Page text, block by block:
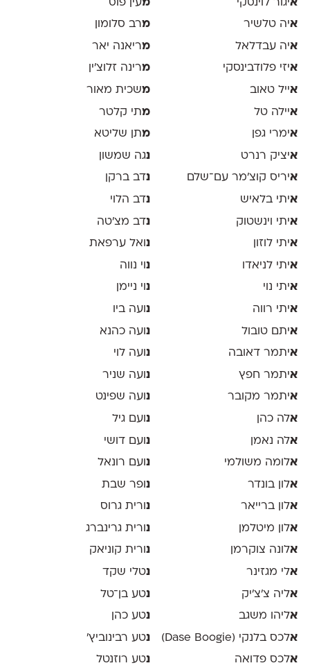
איגור לוינסקי
איה טלשיר
איה עבדלאל
איזי פלודבינסקי
אייל טאוב
איילה טל
אימרי גפן
איציק רנרט
איריס קוצ׳מר עם־שלם
איתי בלאיש
איתי וינשטוק
איתי לוזון
איתי לניאדו
איתי נוי
איתי רווה
איתם טובול
איתמר דאובה
איתמר חפץ
איתמר מקובר
אלה כהן
אלה נאמן
אלומה משולמי
אלון בונדר
אלון ברייאר
אלון מיטלמן
אלונה צוקרמן
אלי מגזינר
אליה צ׳צ׳יק
אליהו משגב
אלכס בלנקי (Dase Boogie)
אלכס פדואה
מעין פוס
מרב סלומון
מריאנה יאר
מרינה זלוצ׳ין
משכית מאור
מתי קלטר
מתן שליטא
נגה שמשון
נדב ברקן
נדב הלוי
נדב מצ׳טה
נ ואל ערפאת
נ וי נווה
נוי ניימן
נ ועה ביו
נועה כהנא
נ ועה לוי
נ ועה שניר
נועה שפינט
נ ועם גיל
נועם דושי
נ ועם רונאל
נ ופר שבת
נורית גרוס
נ ורית גרינברג
נורית קוניאק
נטלי שקד
נטע בן־טל
נטע כהן
נטע רבינוביץ׳
נטע רוזנטל